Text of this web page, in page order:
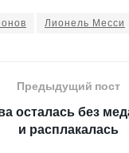
Лионель Месси
Предыдущий пост
осталась без
и расплакалась